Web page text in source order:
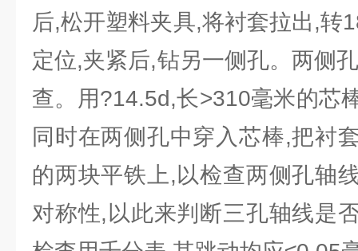
后,松开塑料夹具,将衬套拉出,转
定位,夹紧后,钻另一侧孔。两侧
查。用?14.5d,长>310毫米的芯
同时在两侧孔中穿入芯棒,把衬
的两块平铁上,以检查两侧孔轴
对称性,以此来判断三孔轴线是